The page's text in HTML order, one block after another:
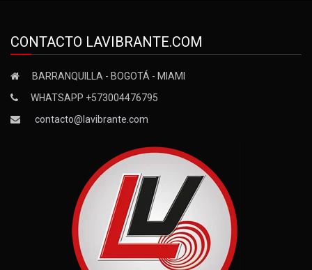
CONTACTO LAVIBRANTE.COM
BARRANQUILLA - BOGOTÁ - MIAMI
WHATSAPP +573004476795
contacto@lavibrante.com